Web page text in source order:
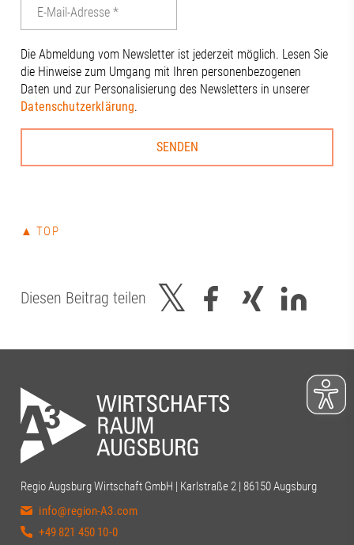
Die Abmeldung vom Newsletter ist jederzeit möglich. Lesen Sie
die Hinweise zum Umgang mit Ihren personenbezogenen
Daten und zur Personalisierung des Newsletters in unserer
Datenschutzerklärung.
▲ TOP
Diesen Beitrag teilen
Regio Augsburg Wirtschaft GmbH | Karlstraße 2 | 86150 Augsburg
info@region-A3.com
+49 821 450 10-0